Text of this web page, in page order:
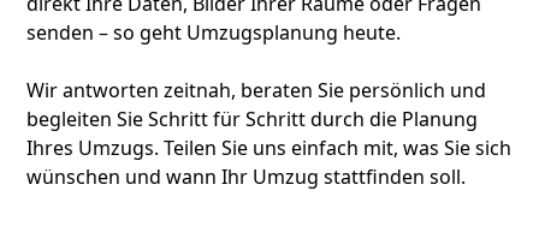
senden – so geht Umzugsplanung heute.
Wir antworten zeitnah, beraten Sie persönlich und
begleiten Sie Schritt für Schritt durch die Planung
Ihres Umzugs. Teilen Sie uns einfach mit, was Sie sich
wünschen und wann Ihr Umzug stattfinden soll.